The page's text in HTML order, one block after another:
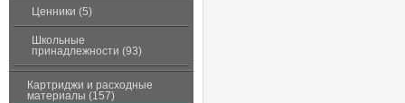
Ценники (5)
Школьные
принадлежности (93)
Картриджи и расходные
материалы (157)